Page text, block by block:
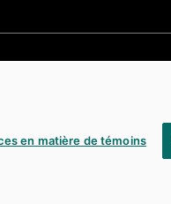
par ses filiales.
en matière de témoins